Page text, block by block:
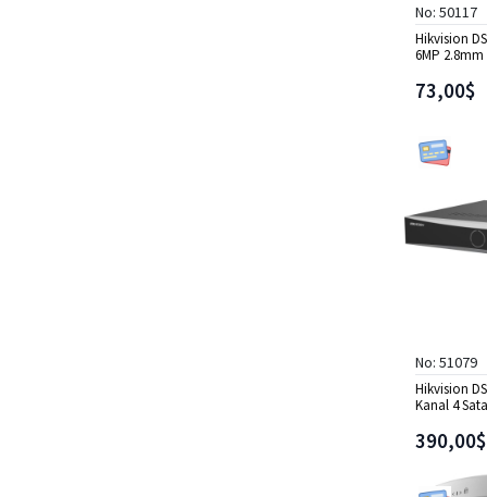
No: 50117
Hikvision
6MP
73,00$
No: 51079
Hikvision
Kanal 4
390,00$